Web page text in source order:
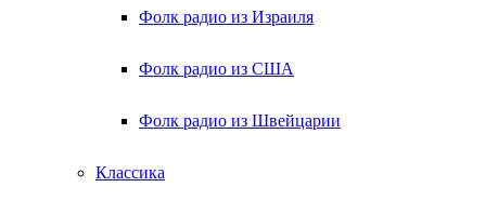
Фолк радио из Израиля
Фолк радио из США
Фолк радио из Швейцарии
Классика